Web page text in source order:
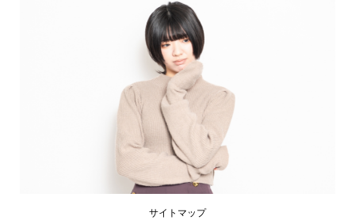
サイトマップ